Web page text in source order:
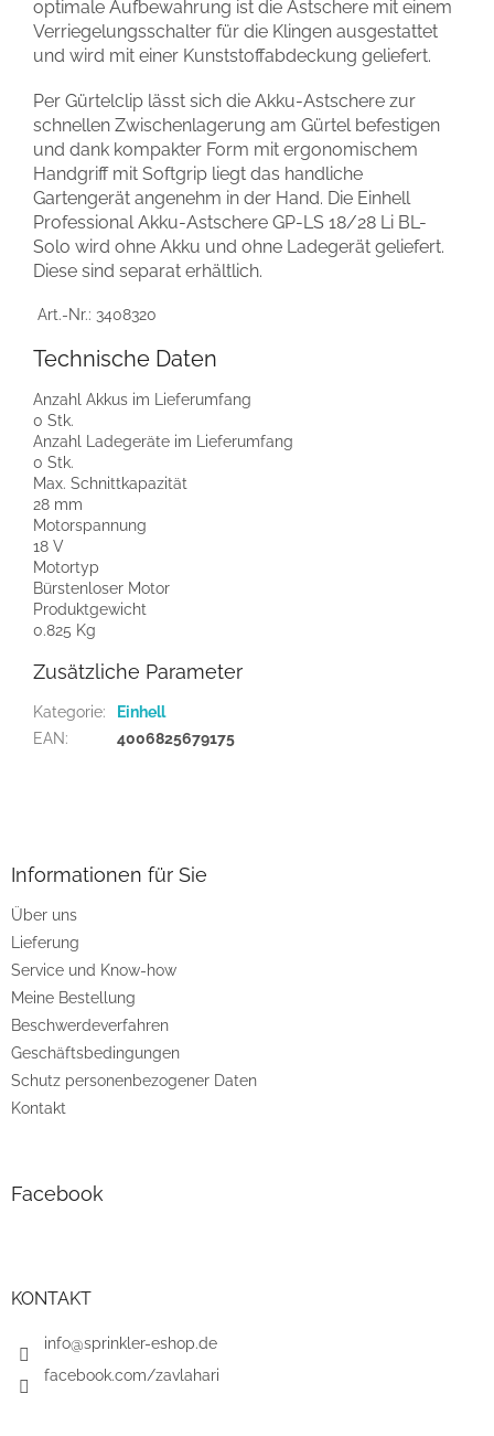
optimale Aufbewahrung ist die Astschere mit einem
Verriegelungsschalter für die Klingen ausgestattet
und wird mit einer Kunststoffabdeckung geliefert.
Per Gürtelclip lässt sich die Akku-Astschere zur
schnellen Zwischenlagerung am Gürtel befestigen
und dank kompakter Form mit ergonomischem
Handgriff mit Softgrip liegt das handliche
Gartengerät angenehm in der Hand. Die Einhell
Professional Akku-Astschere GP-LS 18/28 Li BL-
Solo wird ohne Akku und ohne Ladegerät geliefert.
Diese sind separat erhältlich.
Art.-Nr.: 3408320
Technische Daten
Anzahl Akkus im Lieferumfang
0 Stk.
Anzahl Ladegeräte im Lieferumfang
0 Stk.
Max. Schnittkapazität
28 mm
Motorspannung
18 V
Motortyp
Bürstenloser Motor
Produktgewicht
0.825 Kg
Zusätzliche Parameter
Kategorie:
Einhell
EAN: 4006825679175
e
Informationen für Sie
Über uns
Lieferung
Service und Know-how
Meine Bestellung
Beschwerdeverfahren
Geschäftsbedingungen
Schutz personenbezogener Daten
Kontakt
Facebook
KONTAKT
info@sprinkler-eshop.de
facebook.com/zavlahari